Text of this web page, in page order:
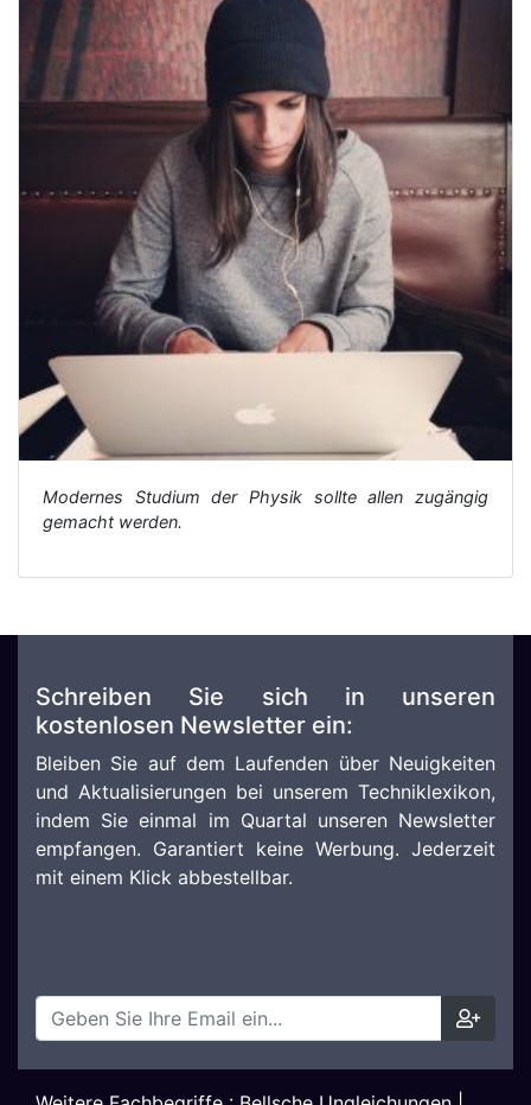
Modernes Studium der Physik sollte allen zugängig
gemacht werden.
Schreiben Sie sich in unseren
kostenlosen Newsletter ein:
Bleiben Sie auf dem Laufenden über Neuigkeiten
und Aktualisierungen bei unserem Techniklexikon,
indem Sie einmal im Quartal unseren Newsletter
empfangen. Garantiert keine Werbung. Jederzeit
mit einem Klick abbestellbar.